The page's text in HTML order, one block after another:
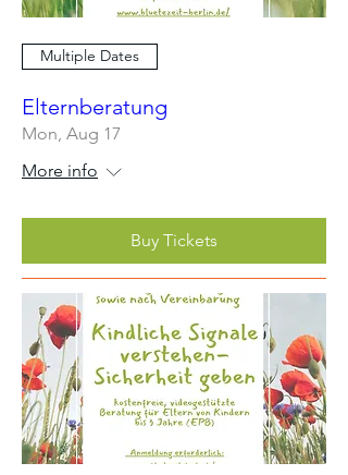
Multiple Dates
Elternberatung
Mon, Aug 17
More info
Buy Tickets